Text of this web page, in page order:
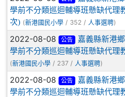
學前不分類巡迴輔導班懸缺代理
次) (新港國民小學 / 352 / 人事選聘)
2022-08-08 公告
嘉義縣新港
學前不分類巡迴輔導班懸缺代理
(新港國民小學 / 237 / 人事選聘)
2022-08-08 公告
嘉義縣新港
學前不分類巡迴輔導班懸缺代理